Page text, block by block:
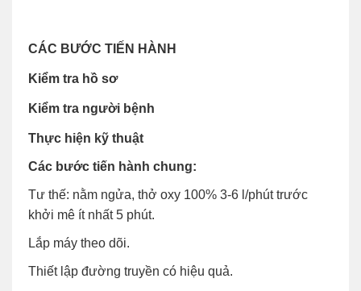
CÁC BƯỚC TIẾN HÀNH
Kiểm tra hồ sơ
Kiểm tra người bệnh
Thực hiện kỹ thuật
Các bước tiến hành chung:
Tư thế: nằm ngửa, thở oxy 100% 3-6 l/phút trước
khởi mê ít nhất 5 phút.
Lắp máy theo dõi.
Thiết lập đường truyền có hiệu quả.